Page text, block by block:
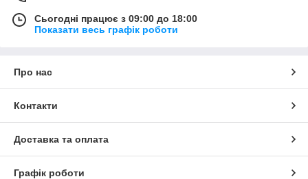
Сьогодні працює з 09:00 до 18:00
Показати весь графік роботи
Про нас
Контакти
Доставка та оплата
Графік роботи